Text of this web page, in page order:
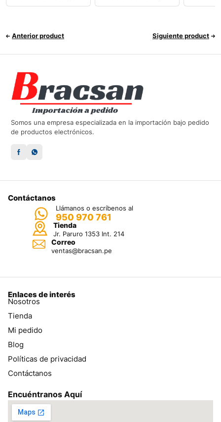
Anterior product Siguiente product
Somos una empresa especializada en la importación bajo pedido
de productos electrónicos.
Contáctanos
Llámanos o escríbenos al
950 970 761
Tienda
Jr. Paruro 1353 Int. 214
Correo
ventas@bracsan.pe
Enlaces de interés
Nosotros
Tienda
Mi pedido
Blog
Políticas de privacidad
Contáctanos
Encuéntranos Aquí